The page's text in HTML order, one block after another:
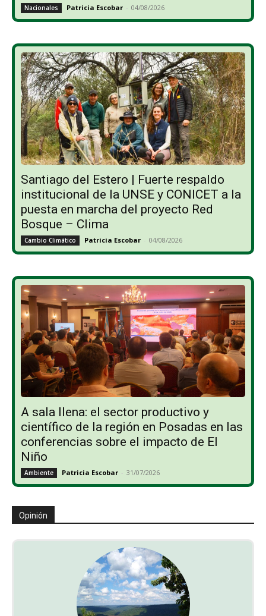
Nacionales Patricia Escobar - 04/08/2026
Santiago del Estero | Fuerte respaldo
institucional de la UNSE y CONICET a la
puesta en marcha del proyecto Red
Bosque – Clima
Cambio Climático Patricia Escobar - 04/08/2026
A sala llena: el sector productivo y
científico de la región en Posadas en las
conferencias sobre el impacto de El
Niño
Ambiente Patricia Escobar - 31/07/2026
Opinión